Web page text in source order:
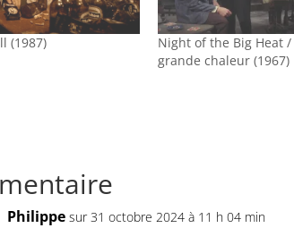
(1987)
Night of the Big Heat
grande chaleur (1967)
Philippe sur 31 octobre 2024 à 11 h 04 min